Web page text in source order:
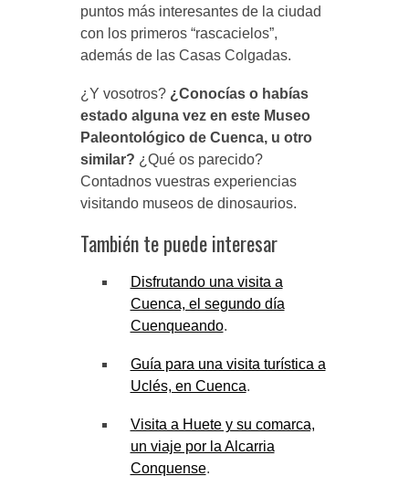
puntos más interesantes de la ciudad
con los primeros “rascacielos”,
además de las Casas Colgadas.
¿Y vosotros? ¿Conocías o habías
estado alguna vez en este Museo
Paleontológico de Cuenca, u otro
similar? ¿Qué os parecido?
Contadnos vuestras experiencias
visitando museos de dinosaurios.
También te puede interesar
Disfrutando una visita a
Cuenca, el segundo día
Cuenqueando.
Guía para una visita turística a
Uclés, en Cuenca.
Visita a Huete y su comarca,
un viaje por la Alcarria
Conquense.